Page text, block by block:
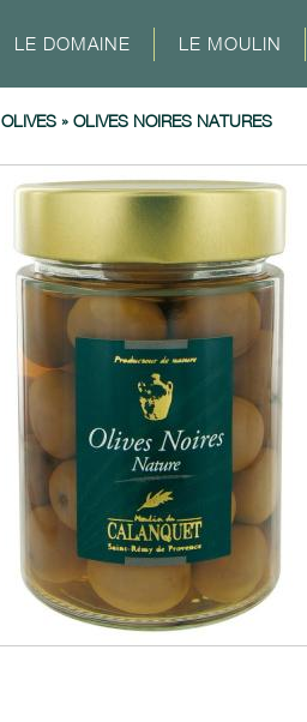
LE DOMAINE LE MOULIN
OLIVES » OLIVES NOIRES NATURES